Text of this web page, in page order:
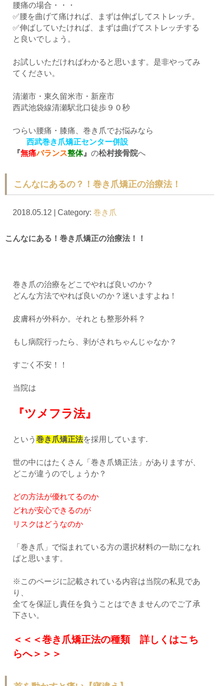
腰痛の場合・・・
✅腰を曲げて痛ければ、まずは伸ばしてストレッチ。
✅伸ばしていたければ、まずは曲げてストレッチする
と良いでしょう。
お試しいただければわかると思います。是非やってみ
てください。
清瀬市・東久留米市・新座市
西武池袋線清瀬駅北口徒歩９０秒
つらい腰痛・膝痛、巻き爪でお悩みなら
西武巻き爪矯正センター併設
『無痛バランス整体』 の松村接骨院へ
こんなにあるの？！巻き爪矯正の治療法！
2018.05.12 | Category: 巻き爪
こんなにある！巻き爪矯正の治療法！！
巻き爪の治療をどこでやれば良いのか？
どんな方法でやれば良いのか？迷いますよね！
皮膚科が外科か。それとも整形外科？
もし病院行ったら、剥がされちゃんじゃなか？
すごく不安！！
当院は
『ツメフラ法』
という 巻き爪矯正法を採用しています.
世の中にはたくさん「巻き爪矯正法」がありますが、
どこが違うのでしょうか？
どの方法が優れてるのか
どれが安心できるのが
リスクはどうなのか
「巻き爪」で悩まれている方の選択材料の一助になれ
ばと思います。
※このページに記載されている内容は当院の私見であ
り、
全てを保証し責任を負うことはできませんのでご了承
下さい。
＜＜＜巻き爪矯正法の種類 詳しくはこち
らへ＞＞＞